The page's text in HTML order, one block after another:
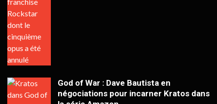
God of War : Dave Bautista en
négociations pour incarner Kratos dans